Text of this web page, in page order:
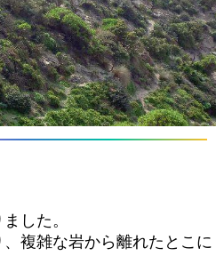
した。
複雑な岩から離れたとこに